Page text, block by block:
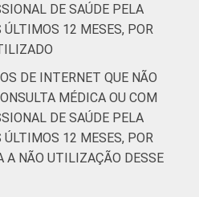
60 anos
mais
64
AB 62
C 57
DE 55
DE SAÚDE PELA
ÚLTIMOS 12 MESES, POR
DE INTERNET QUE NÃO
MÉDICA OU COM
DE SAÚDE PELA
ÚLTIMOS 12 MESES, POR
A NÃO UTILIZAÇÃO DESSE